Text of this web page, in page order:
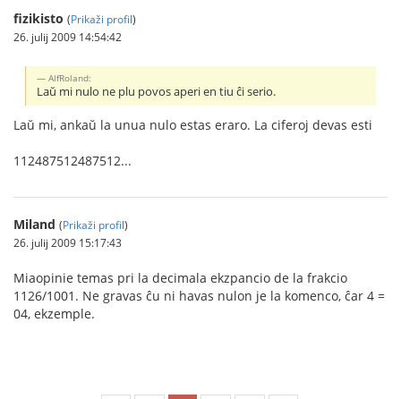
fizikisto (Prikaži profil)
26. julij 2009 14:54:42
AlfRoland:
Laŭ mi nulo ne plu povos aperi en tiu ĉi serio.
Laŭ mi, ankaŭ la unua nulo estas eraro. La ciferoj devas esti
112487512487512...
Miland (Prikaži profil)
26. julij 2009 15:17:43
Miaopinie temas pri la decimala ekzpancio de la frakcio
1126/1001. Ne gravas ĉu ni havas nulon je la komenco, ĉar 4 =
04, ekzemple.